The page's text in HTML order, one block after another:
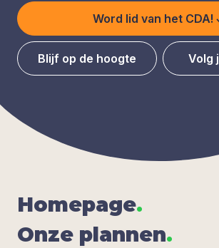
Word lid van het CDA!
Blijf op de hoogte Volg
Home­pa­ge.
Onze plan­nen.